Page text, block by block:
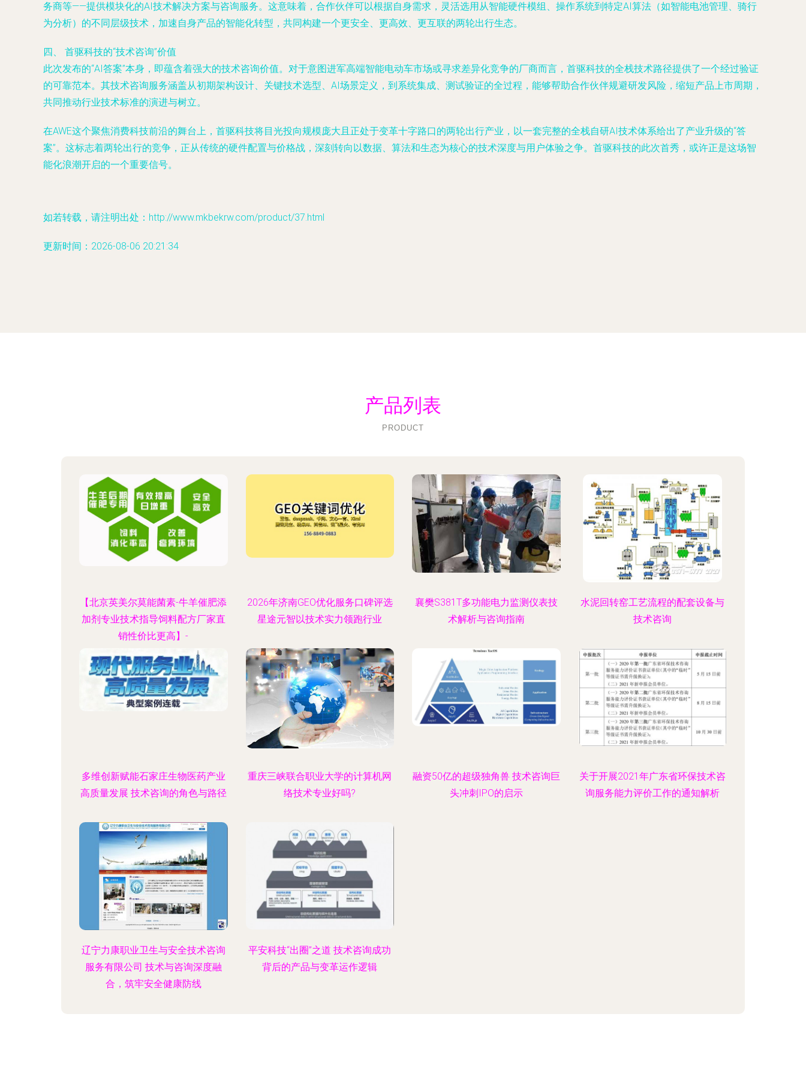
务商等——提供模块化的AI技术解决方案与咨询服务。这意味着，合作伙伴可以根据自身需求，灵活选用从智能硬件模组、操作系统到特定AI算法（如智能电池管理、骑行
为分析）的不同层级技术，加速自身产品的智能化转型，共同构建一个更安全、更高效、更互联的两轮出行生态。
四、 首驱科技的“技术咨询”价值
此次发布的“AI答案”本身，即蕴含着强大的技术咨询价值。对于意图进军高端智能电动车市场或寻求差异化竞争的厂商而言，首驱科技的全栈技术路径提供了一个经过验证
的可靠范本。其技术咨询服务涵盖从初期架构设计、关键技术选型、AI场景定义，到系统集成、测试验证的全过程，能够帮助合作伙伴规避研发风险，缩短产品上市周期，
共同推动行业技术标准的演进与树立。
在AWE这个聚焦消费科技前沿的舞台上，首驱科技将目光投向规模庞大且正处于变革十字路口的两轮出行产业，以一套完整的全栈自研AI技术体系给出了产业升级的“答
案”。这标志着两轮出行的竞争，正从传统的硬件配置与价格战，深刻转向以数据、算法和生态为核心的技术深度与用户体验之争。首驱科技的此次首秀，或许正是这场智
能化浪潮开启的一个重要信号。
如若转载，请注明出处：http://www.mkbekrw.com/product/37.html
更新时间：2026-08-06 20:21:34
产品列表
PRODUCT
【北京英美尔莫能菌素-牛羊催肥添
加剂专业技术指导饲料配方厂家直
销性价比更高】-
2026年济南GEO优化服务口碑评选
星途元智以技术实力领跑行业
襄樊S381T多功能电力监测仪表技
术解析与咨询指南
水泥回转窑工艺流程的配套设备与
技术咨询
多维创新赋能石家庄生物医药产业
高质量发展 技术咨询的角色与路径
重庆三峡联合职业大学的计算机网
络技术专业好吗?
融资50亿的超级独角兽 技术咨询巨
头冲刺IPO的启示
关于开展2021年广东省环保技术咨
询服务能力评价工作的通知解析
辽宁力康职业卫生与安全技术咨询
服务有限公司 技术与咨询深度融
合，筑牢安全健康防线
平安科技“出圈”之道 技术咨询成功
背后的产品与变革运作逻辑